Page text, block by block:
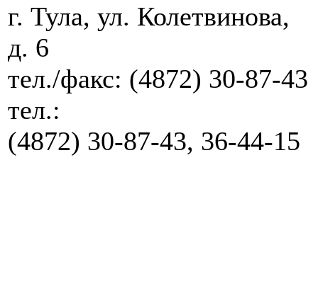
г. Тула, ул. Колетвинова,
д. 6
тел./факс: (4872) 30-87-43
тел.:
(4872) 30-87-43, 36-44-15